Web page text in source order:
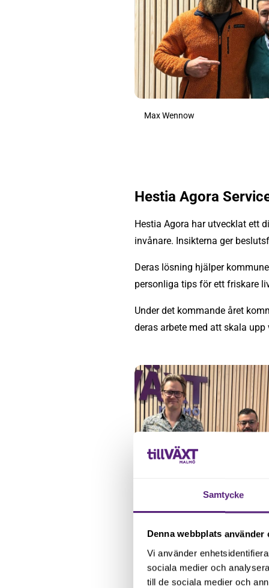
Samtycke
Denna webbplats använder
Vi använder
sociala medier och
till de sociala medier och
Max Wennow
Hestia Agora
Hestia Agora har utvecklat ett
invånare. Insikterna ger
Deras lösning hjälper
personliga tips för ett friskare
Under det kommande året
deras arbete med att skala